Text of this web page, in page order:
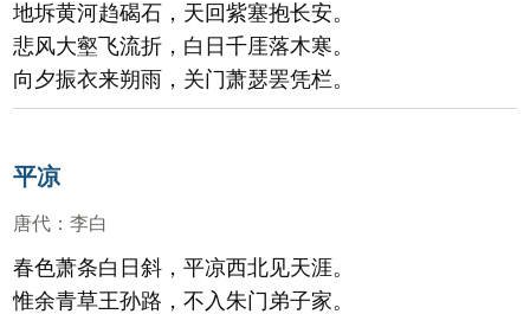
地坼黄河趋碣石，天回紫塞抱长安。
悲风大壑飞流折，白日千厓落木寒。
向夕振衣来朔雨，关门萧瑟罢凭栏。
平凉
唐代 ： 李白
春色萧条白日斜，平凉西北见天涯。
惟余青草王孙路，不入朱门弟子家。